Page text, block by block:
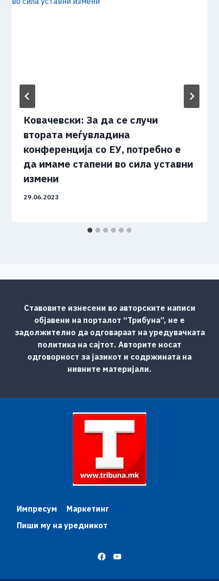
Ковачевски: За да се случи
втората меѓувладина
конференција со ЕУ, потребно е
да имаме стапени во сила уставни
измени
29.06.2023
Ставовите изнесени во авторските написи
објавени на порталот “Трибуна”, не е
задолжително да одговараат на уредувачката
политика на сајтот. Авторите носат
одговорност за јазикот и содржината на
нивните материјали.
Импресум
Маркетинг
Пиши му на уредникот